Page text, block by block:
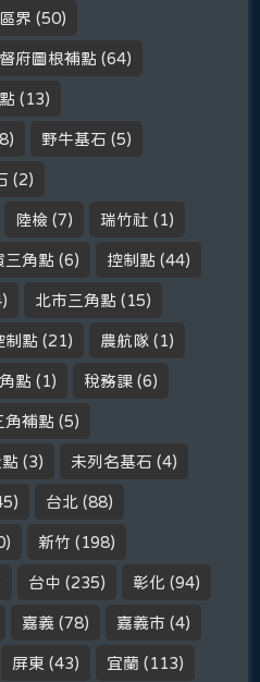
界 (50)
府圖根補點 (64)
(13)
野牛基石 (5)
(2)
陸檢 (7) 瑞竹社 (1)
三角點 (6) 控制點 (44)
北市三角點 (15)
制點 (21) 農航隊 (1)
點 (1) 稅務課 (6)
角補點 (5)
(3) 未列名基石 (4)
台北 (88)
新竹 (198)
台中 (235) 彰化 (94)
嘉義 (78) 嘉義市 (4)
屏東 (43) 宜蘭 (113)